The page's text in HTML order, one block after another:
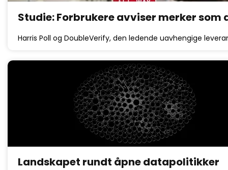
Studie: Forbrukere avviser merker
Harris Poll og DoubleVerify, den ledende uavhengige
Landskapet rundt åpne datapolitikker